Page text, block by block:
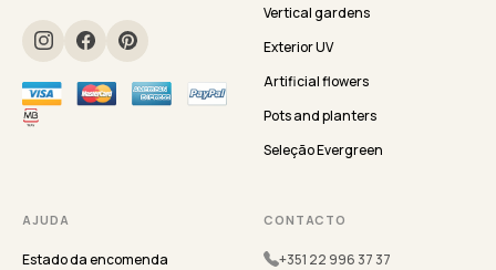
Vertical gardens
Exterior UV
Artificial flowers
Pots and planters
Seleção Evergreen
AJUDA
Estado da encomenda
CONTACTO
+351 22 996 37 37